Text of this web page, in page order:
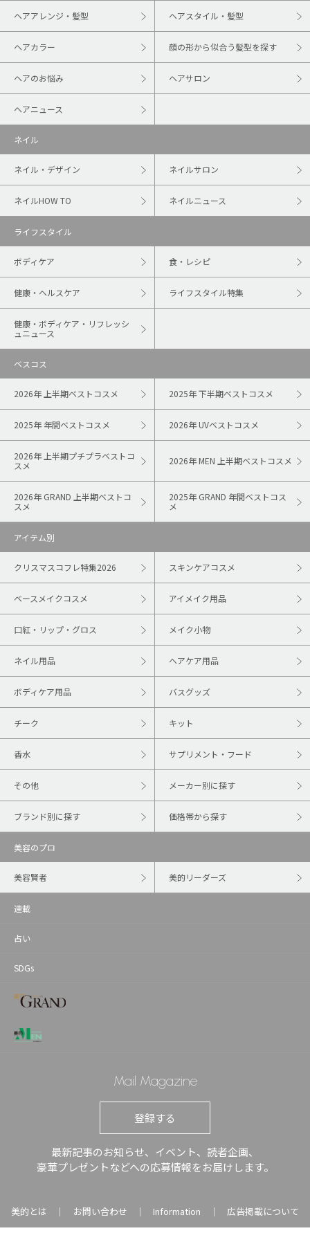
ヘアアレンジ・髪型 ヘアスタイル・髪型
ヘアカラー 顔の形から似合う髪型を探す
ヘアのお悩み ヘアサロン
ヘアニュース
ネイル
ネイル・デザイン ネイルサロン
ネイルHOW TO ネイルニュース
ライフスタイル
ボディケア 食・レシピ
健康・ヘルスケア ライフスタイル特集
健康・ボディケア・リフレッシ
ュニュース
ベスコス
2026年 上半期ベストコスメ 2025年 下半期ベストコスメ
2025年 年間ベストコスメ 2026年 UVベストコスメ
2026年 上半期プチプラベストコ
スメ
2026年 MEN 上半期ベストコスメ
2026年 GRAND 上半期ベストコ
スメ
2025年 GRAND 年間ベストコス
メ
アイテム別
クリスマスコフレ特集2026 スキンケアコスメ
ベースメイクコスメ アイメイク用品
口紅・リップ・グロス メイク小物
ネイル用品 ヘアケア用品
ボディケア用品 バスグッズ
チーク キット
香水 サプリメント・フード
その他 メーカー別に探す
ブランド別に探す 価格帯から探す
美容のプロ
美容賢者 美的リーダーズ
連載
占い
SDGs
Mail Magazine
登録する
最新記事のお知らせ、イベント、読者企画、
豪華プレゼントなどへの応募情報をお届けします。
美的とは ｜ お問い合わせ ｜ Information ｜ 広告掲載について